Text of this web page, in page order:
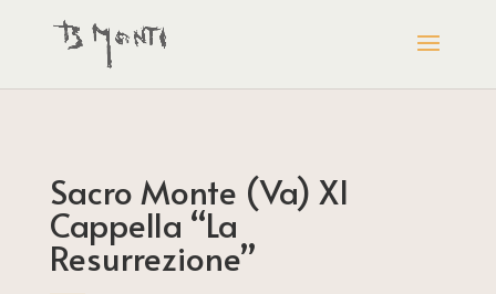
Sacro Monte (Va) XI
Cappella “La
Resurrezione”